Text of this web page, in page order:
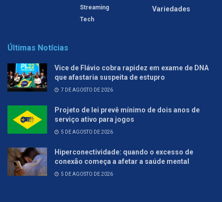
Streaming
Tech
Variedades
Últimas Notícias
Vice de Flávio cobra rapidez em exame de DNA
que afastaria suspeita de estupro
7 DE AGOSTO DE 2026
Projeto de lei prevê mínimo de dois anos de
serviço ativo para jogos
5 DE AGOSTO DE 2026
Hiperconectividade: quando o excesso de
conexão começa a afetar a saúde mental
5 DE AGOSTO DE 2026